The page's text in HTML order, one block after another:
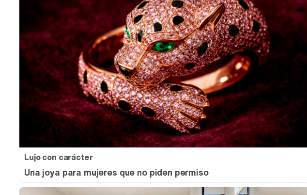
Lujo con carácter
Una joya para mujeres que no piden permiso